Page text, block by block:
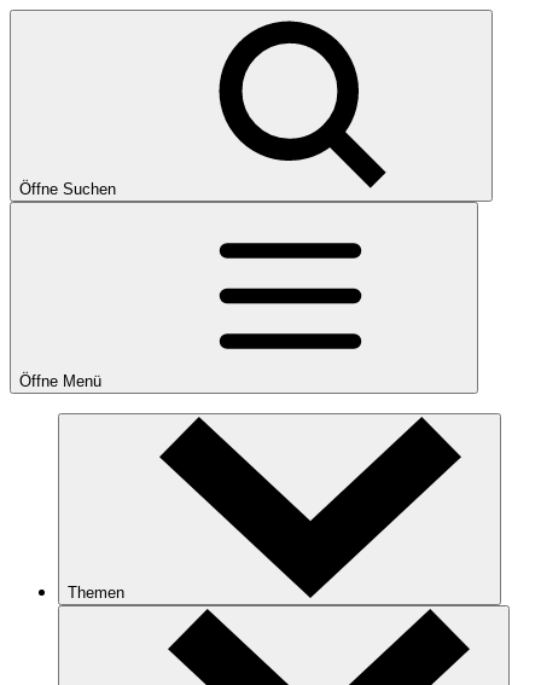
Öffne Suchen
Öffne Menü
Themen